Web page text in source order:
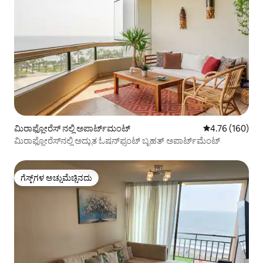
ಮಿರಾಫ್ಲೋರೆಸ್ ನಲ್ಲಿ ಅಪಾರ್ಟ್‌ಮಂಟ್ 5 ರಲ್ಲಿ 4.76
4.76 (160)
ಮಿರಾಫ್ಲೋರೆಸ್‌ನಲ್ಲಿ ಅದ್ಭುತ ಓಷನ್‌ಫ್ರಂಟ್ ಬೃಹತ್ ಅಪಾರ್ಟ್‌ಮೆಂಟ್
ಗೆಸ್ಟ್‌ಗಳ ಅಚ್ಚುಮೆಚ್ಚಿನದು
ಗೆಸ್ಟ್‌ಗಳ ಅಚ್ಚುಮೆಚ್ಚಿನದು